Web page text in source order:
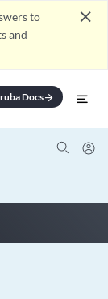
to
and
close
Docsarrow_forward